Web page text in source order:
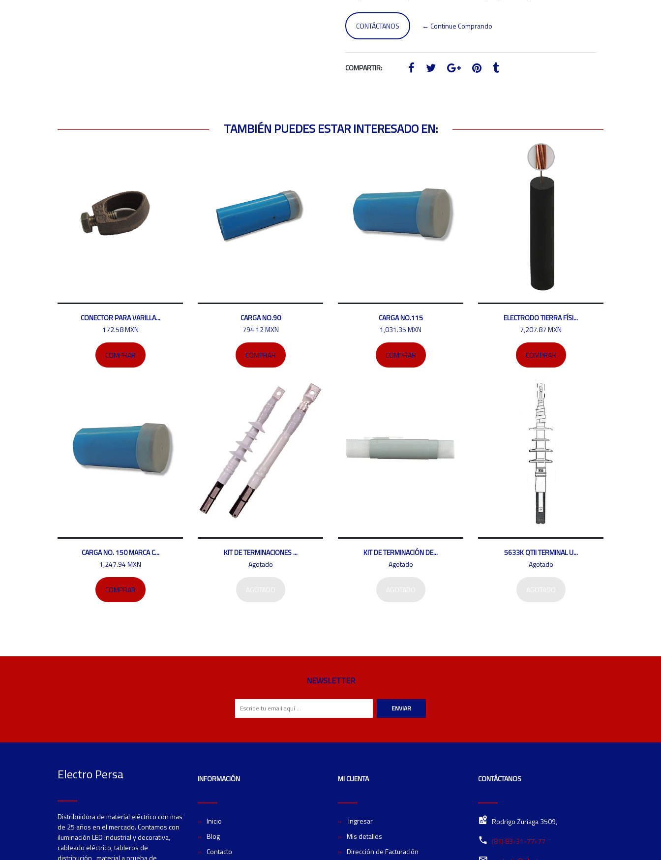
CONTÁCTANOS ← Continue Comprando
COMPARTIR:
TAMBIÉN PUEDES ESTAR INTERESADO EN:
CONECTOR PARA VARILLA...
172.58 MXN
COMPRAR
CARGA NO.90
794.12 MXN
COMPRAR
CARGA NO.115
1,031.35 MXN
COMPRAR
ELECTRODO TIERRA FÍSI...
7,207.87 MXN
COMPRAR
CARGA NO. 150 MARCA C...
1,247.94 MXN
COMPRAR
KIT DE TERMINACIONES ...
Agotado
KIT DE TERMINACIÓN DE...
Agotado
5633K QTII TERMINAL U...
Agotado
NEWSLETTER
ENVIAR
Electro Persa
Distribuidora de material eléctrico con mas
de 25 años en el mercado. Contamos con
iluminación LED industrial y decorativa,
cableado eléctrico, tableros de
distribución, material a prueba de
INFORMACIÓN
Inicio
Blog
Contacto
MI CUENTA
Ingresar
Mis detalles
Dirección de Facturación
CONTÁCTANOS
Rodrigo Zuriaga 3509,
(81) 83-31-77-77